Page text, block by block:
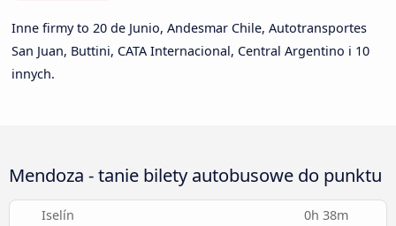
Inne firmy to 20 de Junio, Andesmar Chile, Autotransportes
San Juan, Buttini, CATA Internacional, Central Argentino i 10
innych.
Mendoza - tanie bilety autobusowe do punktu
Iselín 0h 38m